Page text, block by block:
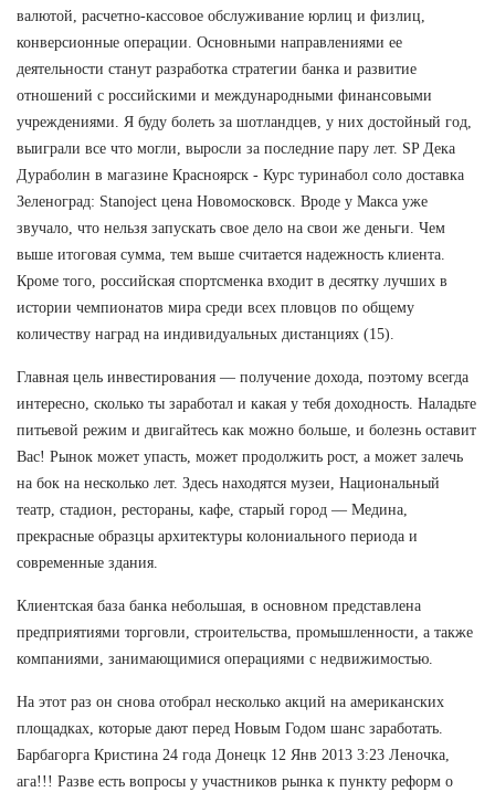
валютой, расчетно-кассовое обслуживание юрлиц и физлиц,
конверсионные операции. Основными направлениями ее
деятельности станут разработка стратегии банка и развитие
отношений с российскими и международными финансовыми
учреждениями. Я буду болеть за шотландцев, у них достойный год,
выиграли все что могли, выросли за последние пару лет. SP Дека
Дураболин в магазине Красноярск - Курс туринабол соло доставка
Зеленоград: Stanoject цена Новомосковск. Вроде у Макса уже
звучало, что нельзя запускать свое дело на свои же деньги. Чем
выше итоговая сумма, тем выше считается надежность клиента.
Кроме того, российская спортсменка входит в десятку лучших в
истории чемпионатов мира среди всех пловцов по общему
количеству наград на индивидуальных дистанциях (15).
Главная цель инвестирования — получение дохода, поэтому всегда
интересно, сколько ты заработал и какая у тебя доходность. Наладьте
питьевой режим и двигайтесь как можно больше, и болезнь оставит
Вас! Рынок может упасть, может продолжить рост, а может залечь
на бок на несколько лет. Здесь находятся музеи, Национальный
театр, стадион, рестораны, кафе, старый город — Медина,
прекрасные образцы архитектуры колониального периода и
современные здания.
Клиентская база банка небольшая, в основном представлена
предприятиями торговли, строительства, промышленности, а также
компаниями, занимающимися операциями с недвижимостью.
На этот раз он снова отобрал несколько акций на американских
площадках, которые дают перед Новым Годом шанс заработать.
Барбагорга Кристина 24 года Донецк 12 Янв 2013 3:23 Леночка,
ага!!! Разве есть вопросы у участников рынка к пункту реформ о